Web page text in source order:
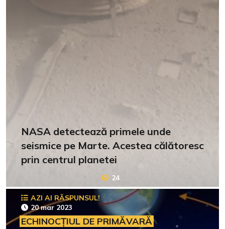
NASA detectează primele unde
seismice pe Marte. Acestea călătoresc
prin centrul planetei
24
AZI AI RĂSPUNSUL!
20 mar 2023
ECHINOCȚIUL DE PRIMĂVARĂ